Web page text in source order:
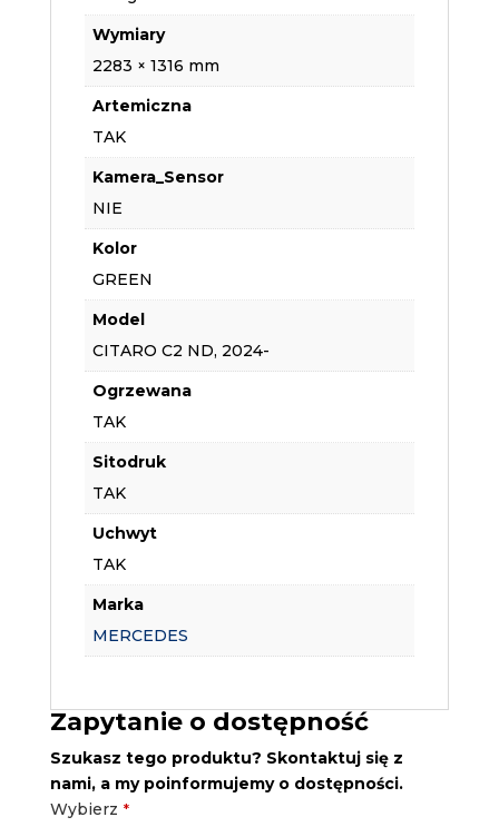
Wymiary
2283 × 1316 mm
Artemiczna
TAK
Kamera_Sensor
NIE
Kolor
GREEN
Model
CITARO C2 ND, 2024-
Ogrzewana
TAK
Sitodruk
TAK
Uchwyt
TAK
Marka
MERCEDES
Zapytanie o dostępność
Szukasz tego produktu? Skontaktuj się z
nami, a my poinformujemy o dostępności.
Wybierz *